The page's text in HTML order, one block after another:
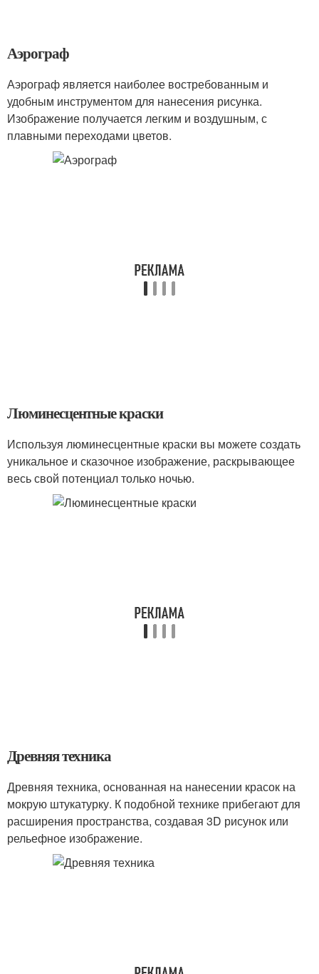
Аэрограф
Аэрограф является наиболее востребованным и
удобным инструментом для нанесения рисунка.
Изображение получается легким и воздушным, с
плавными переходами цветов.
Люминесцентные краски
Используя люминесцентные краски вы можете создать
уникальное и сказочное изображение, раскрывающее
весь свой потенциал только ночью.
Древняя техника
Древняя техника, основанная на нанесении красок на
мокрую штукатурку. К подобной технике прибегают для
расширения пространства, создавая 3D рисунок или
рельефное изображение.